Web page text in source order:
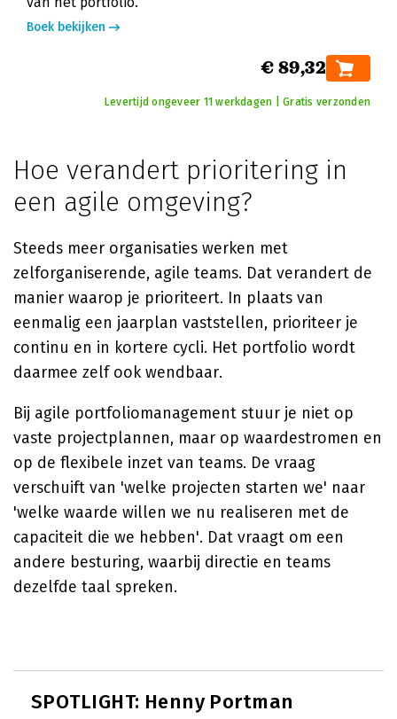
Boek bekijken
€ 89,32
Levertijd ongeveer 11 werkdagen | Gratis verzonden
Hoe verandert prioritering in
een agile omgeving?
Steeds meer organisaties werken met
zelforganiserende, agile teams. Dat verandert de
manier waarop je prioriteert. In plaats van
eenmalig een jaarplan vaststellen, prioriteer je
continu en in kortere cycli. Het portfolio wordt
daarmee zelf ook wendbaar.
Bij agile portfoliomanagement stuur je niet op
vaste projectplannen, maar op waardestromen en
op de flexibele inzet van teams. De vraag
verschuift van 'welke projecten starten we' naar
'welke waarde willen we nu realiseren met de
capaciteit die we hebben'. Dat vraagt om een
andere besturing, waarbij directie en teams
dezelfde taal spreken.
SPOTLIGHT: Henny Portman